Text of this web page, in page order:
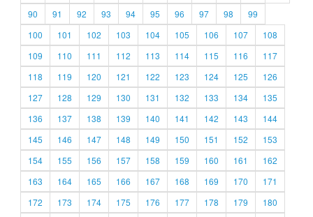
90
91 92 93 94 95 96 97 98
99
100
101 102 103 104 105 106 107
108
109
110 111 112 113 114 115 116
117
118
119 120 121 122 123 124 125
126
127
128 129 130 131 132 133 134
135
136
137 138 139 140 141 142 143
144
145
146 147 148 149 150 151 152
153
154
155 156 157 158 159 160 161
162
163
164 165 166 167 168 169 170
171
172
173 174 175 176 177 178 179
180